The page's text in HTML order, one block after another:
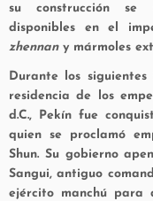
su construcción se
disponibles en el
zhennany mármoles
Durante los
residencia de los
d.C., Pekín fue
quien se proclamó
Shun. Su gobierno
Sangui, antiguo
ejército manchú